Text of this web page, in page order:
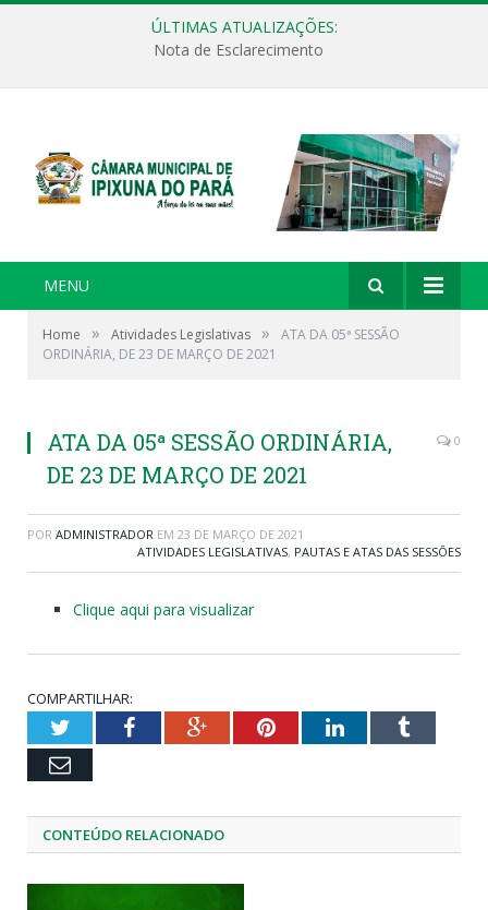
ÚLTIMAS ATUALIZAÇÕES:
Nota de Esclarecimento
MENU
Home » Atividades Legislativas »
ATA DA 05ª SESSÃO
ORDINÁRIA, DE 23 DE MARÇO DE 2021
ATA DA 05ª SESSÃO ORDINÁRIA,
DE 23 DE MARÇO DE 2021
0
POR ADMINISTRADOR EM 23 DE MARÇO DE 2021
ATIVIDADES LEGISLATIVAS, PAUTAS E ATAS DAS SESSÕES
Clique aqui para visualizar
COMPARTILHAR:
TwitterFacebookGoogle+PinterestLinkedInTumblr
Email
CONTEÚDO RELACIONADO